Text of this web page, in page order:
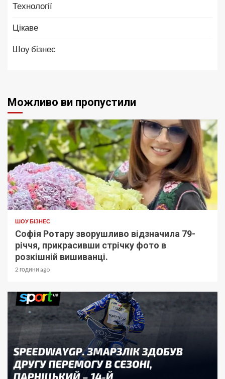
Технології
Цікаве
Шоу бізнес
Можливо ви пропустили
ШОУ БІЗНЕС
Софія Ротару зворушливо відзначила 79-
річчя, прикрасивши стрічку фото в
розкішній вишиванці.
2 години ago